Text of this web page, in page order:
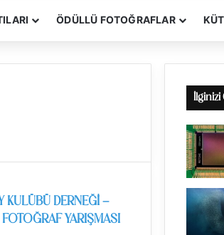
ÖDÜLLÜ FOTOĞRAFLAR
KULÜBÜ DERNEĞİ –
YARIŞMASI
İlginizi